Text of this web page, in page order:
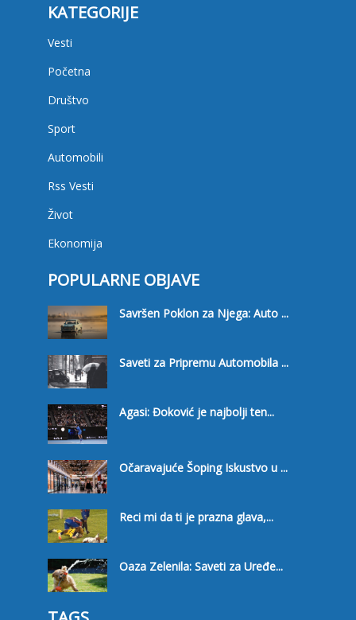
KATEGORIJE
Vesti
Početna
Društvo
Sport
Automobili
Rss Vesti
Život
Ekonomija
POPULARNE OBJAVE
Savršen Poklon za Njega: Auto ...
Saveti za Pripremu Automobila ...
Agasi: Đoković je najbolji ten...
Očaravajuće Šoping Iskustvo u ...
Reci mi da ti je prazna glava,...
Oaza Zelenila: Saveti za Uređe...